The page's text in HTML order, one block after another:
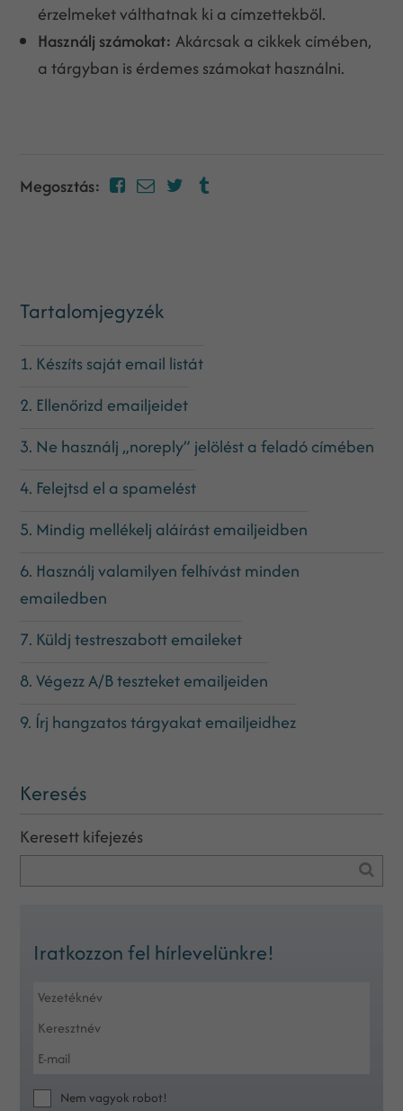
érzelmeket válthatnak ki a címzettekből.
Használj számokat:Akárcsak a cikkek címében,
a tárgyban is érdemes számokat használni.
Megosztás:
Tartalomjegyzék
1. Készíts saját email listát
2. Ellenőrizd emailjeidet
3. Ne használj „noreply” jelölést a feladó címében
4. Felejtsd el a spamelést
5. Mindig mellékelj aláírást emailjeidben
6. Használj valamilyen felhívást minden
emailedben
7. Küldj testreszabott emaileket
8. Végezz A/B teszteket emailjeiden
9. Írj hangzatos tárgyakat emailjeidhez
Keresés
Keresett kifejezés
Iratkozzon fel hírlevelünkre!
Nem vagyok robot!